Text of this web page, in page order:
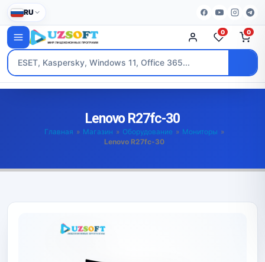
RU
0 0
Lenovo R27fc-30
Главная » Магазин » Оборудование » Мониторы »
Lenovo R27fc-30